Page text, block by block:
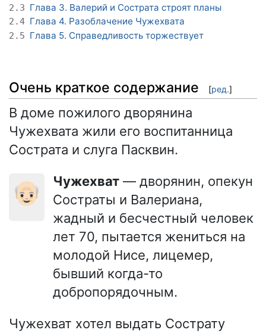
2.3 Глава 3. Валерий и Сострата строят планы
2.4 Глава 4. Разоблачение Чужехвата
2.5 Глава 5. Справедливость торжествует
Очень краткое содержание [ред.]
В доме пожилого дворянина
Чужехвата жили его воспитанница
Сострата и слуга Пасквин.
👴🏻 Чужехват — дворянин, опекун
Состраты и Валериана,
жадный и бесчестный человек
лет 70, пытается жениться на
молодой Нисе, лицемер,
бывший когда-то
добропорядочным.
Чужехват хотел выдать Сострату